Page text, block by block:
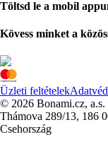
Töltsd le a mobil
Kövess minket a
Üzleti feltételek
© 2026 Bonami.cz,
Thámova 289/13, 186
Csehország